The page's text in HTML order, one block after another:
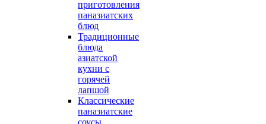
приготовления
паназиатских
блюд
Традиционные
блюда
азиатской
кухни с
горячей
лапшой
Классические
паназиатские
соусы